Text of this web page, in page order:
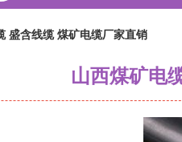
盛含线缆 煤矿电缆厂家直销
山西煤矿电